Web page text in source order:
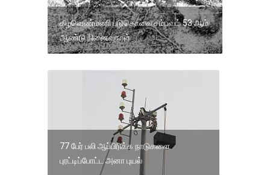
கீழவெண்மணி படுகொலை சம்பவம் 53 ஆம்
ஆண்டு நினைவுநாள்
77 பேர் பலி ஆப்பிரிக்க நாடுகளை
புரட்டிப்போட்ட அனா புயல்